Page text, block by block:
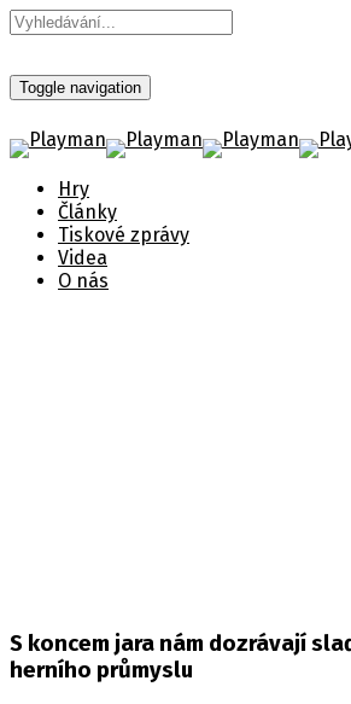
Toggle navigation
Hry
Články
Tiskové zprávy
Videa
O nás
S koncem jara nám dozrávají
herního průmyslu